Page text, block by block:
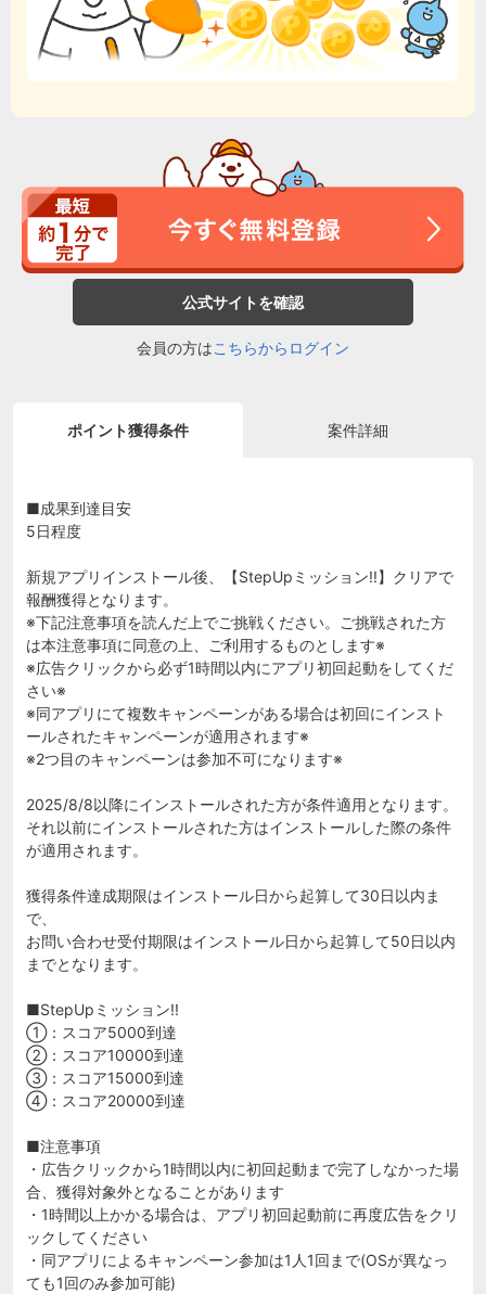
公式サイトを確認
会員の方はこちらからログイン
ポイント獲得条件 案件詳細
■成果到達目安
5日程度
新規アプリインストール後、【StepUpミッション!!】クリアで
報酬獲得となります。
※下記注意事項を読んだ上でご挑戦ください。ご挑戦された方
は本注意事項に同意の上、ご利用するものとします※
※広告クリックから必ず1時間以内にアプリ初回起動をしてくだ
さい※
※同アプリにて複数キャンペーンがある場合は初回にインスト
ールされたキャンペーンが適用されます※
※2つ目のキャンペーンは参加不可になります※
2025/8/8以降にインストールされた方が条件適用となります。
それ以前にインストールされた方はインストールした際の条件
が適用されます。
獲得条件達成期限はインストール日から起算して30日以内ま
で、
お問い合わせ受付期限はインストール日から起算して50日以内
までとなります。
■StepUpミッション!!
①：スコア5000到達
②：スコア10000到達
③：スコア15000到達
④：スコア20000到達
■注意事項
・広告クリックから1時間以内に初回起動まで完了しなかった場
合、獲得対象外となることがあります
・1時間以上かかる場合は、アプリ初回起動前に再度広告をクリ
ックしてください
・同アプリによるキャンペーン参加は1人1回まで(OSが異なっ
ても1回のみ参加可能)